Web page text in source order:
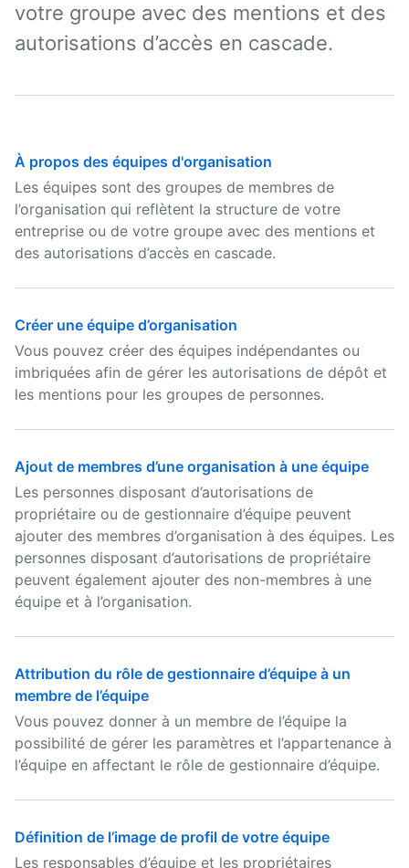
votre groupe avec des mentions et des
autorisations d’accès en cascade.
À propos des équipes d'organisation
Les équipes sont des groupes de membres de
l’organisation qui reflètent la structure de votre
entreprise ou de votre groupe avec des mentions et
des autorisations d’accès en cascade.
Créer une équipe d’organisation
Vous pouvez créer des équipes indépendantes ou
imbriquées afin de gérer les autorisations de dépôt et
les mentions pour les groupes de personnes.
Ajout de membres d’une organisation à une équipe
Les personnes disposant d’autorisations de
propriétaire ou de gestionnaire d’équipe peuvent
ajouter des membres d’organisation à des équipes. Les
personnes disposant d’autorisations de propriétaire
peuvent également ajouter des non-membres à une
équipe et à l’organisation.
Attribution du rôle de gestionnaire d’équipe à un
membre de l’équipe
Vous pouvez donner à un membre de l’équipe la
possibilité de gérer les paramètres et l’appartenance à
l’équipe en affectant le rôle de gestionnaire d’équipe.
Définition de l’image de profil de votre équipe
Les responsables d’équipe et les propriétaires